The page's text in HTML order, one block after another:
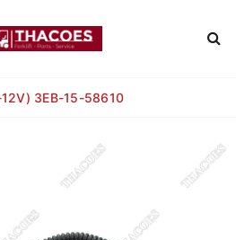
3EB-15-58610